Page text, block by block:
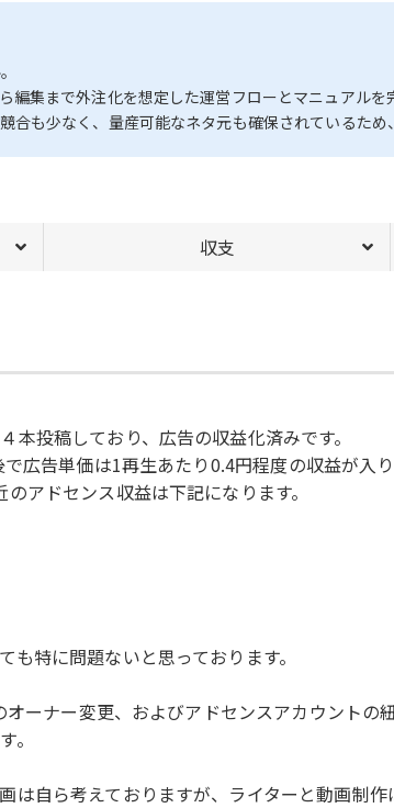
編集まで外注化を想定した運営フローとマニュアルを
合も少なく、量産可能なネタ元も確保されているため
収支
本投稿しており、広告の収益化済みです。
広告単価は1再生あたり0.4円程度の収益が入り
アドセンス収益は下記になります。
特に問題ないと思っております。
ーナー変更、およびアドセンスアカウント
。
は自ら考えておりますが、ライターと動画制